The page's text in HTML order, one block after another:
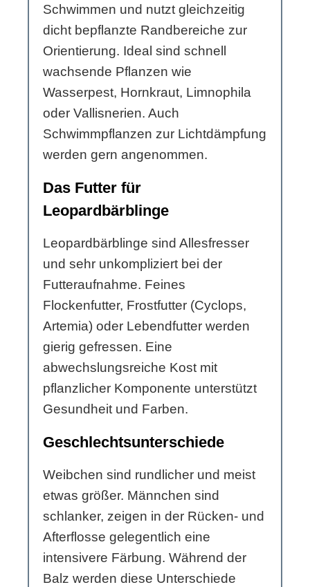
Schwimmen und nutzt gleichzeitig
dicht bepflanzte Randbereiche zur
Orientierung. Ideal sind schnell
wachsende Pflanzen wie
Wasserpest, Hornkraut, Limnophila
oder Vallisnerien. Auch
Schwimmpflanzen zur Lichtdämpfung
werden gern angenommen.
Das Futter für
Leopardbärblinge
Leopardbärblinge sind Allesfresser
und sehr unkompliziert bei der
Futteraufnahme. Feines
Flockenfutter, Frostfutter (Cyclops,
Artemia) oder Lebendfutter werden
gierig gefressen. Eine
abwechslungsreiche Kost mit
pflanzlicher Komponente unterstützt
Gesundheit und Farben.
Geschlechtsunterschiede
Weibchen sind rundlicher und meist
etwas größer. Männchen sind
schlanker, zeigen in der Rücken- und
Afterflosse gelegentlich eine
intensivere Färbung. Während der
Balz werden diese Unterschiede